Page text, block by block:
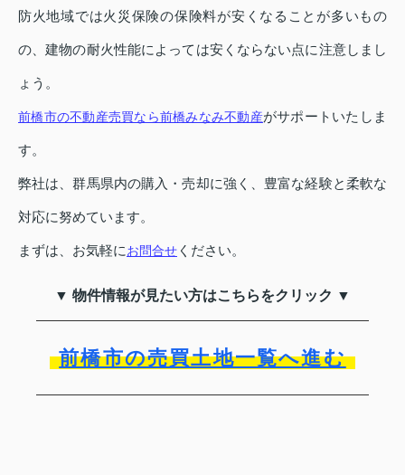
防火地域では火災保険の保険料が安くなることが多いもの
の、建物の耐火性能によっては安くならない点に注意しまし
ょう。
前橋市の不動産売買なら前橋みなみ不動産がサポートいたしま
す。
弊社は、群馬県内の購入・売却に強く、豊富な経験と柔軟な
対応に努めています。
まずは、お気軽にお問合せ ください。
▼ 物件情報が見たい方はこちらをクリック ▼
前橋市の売買土地一覧へ進む